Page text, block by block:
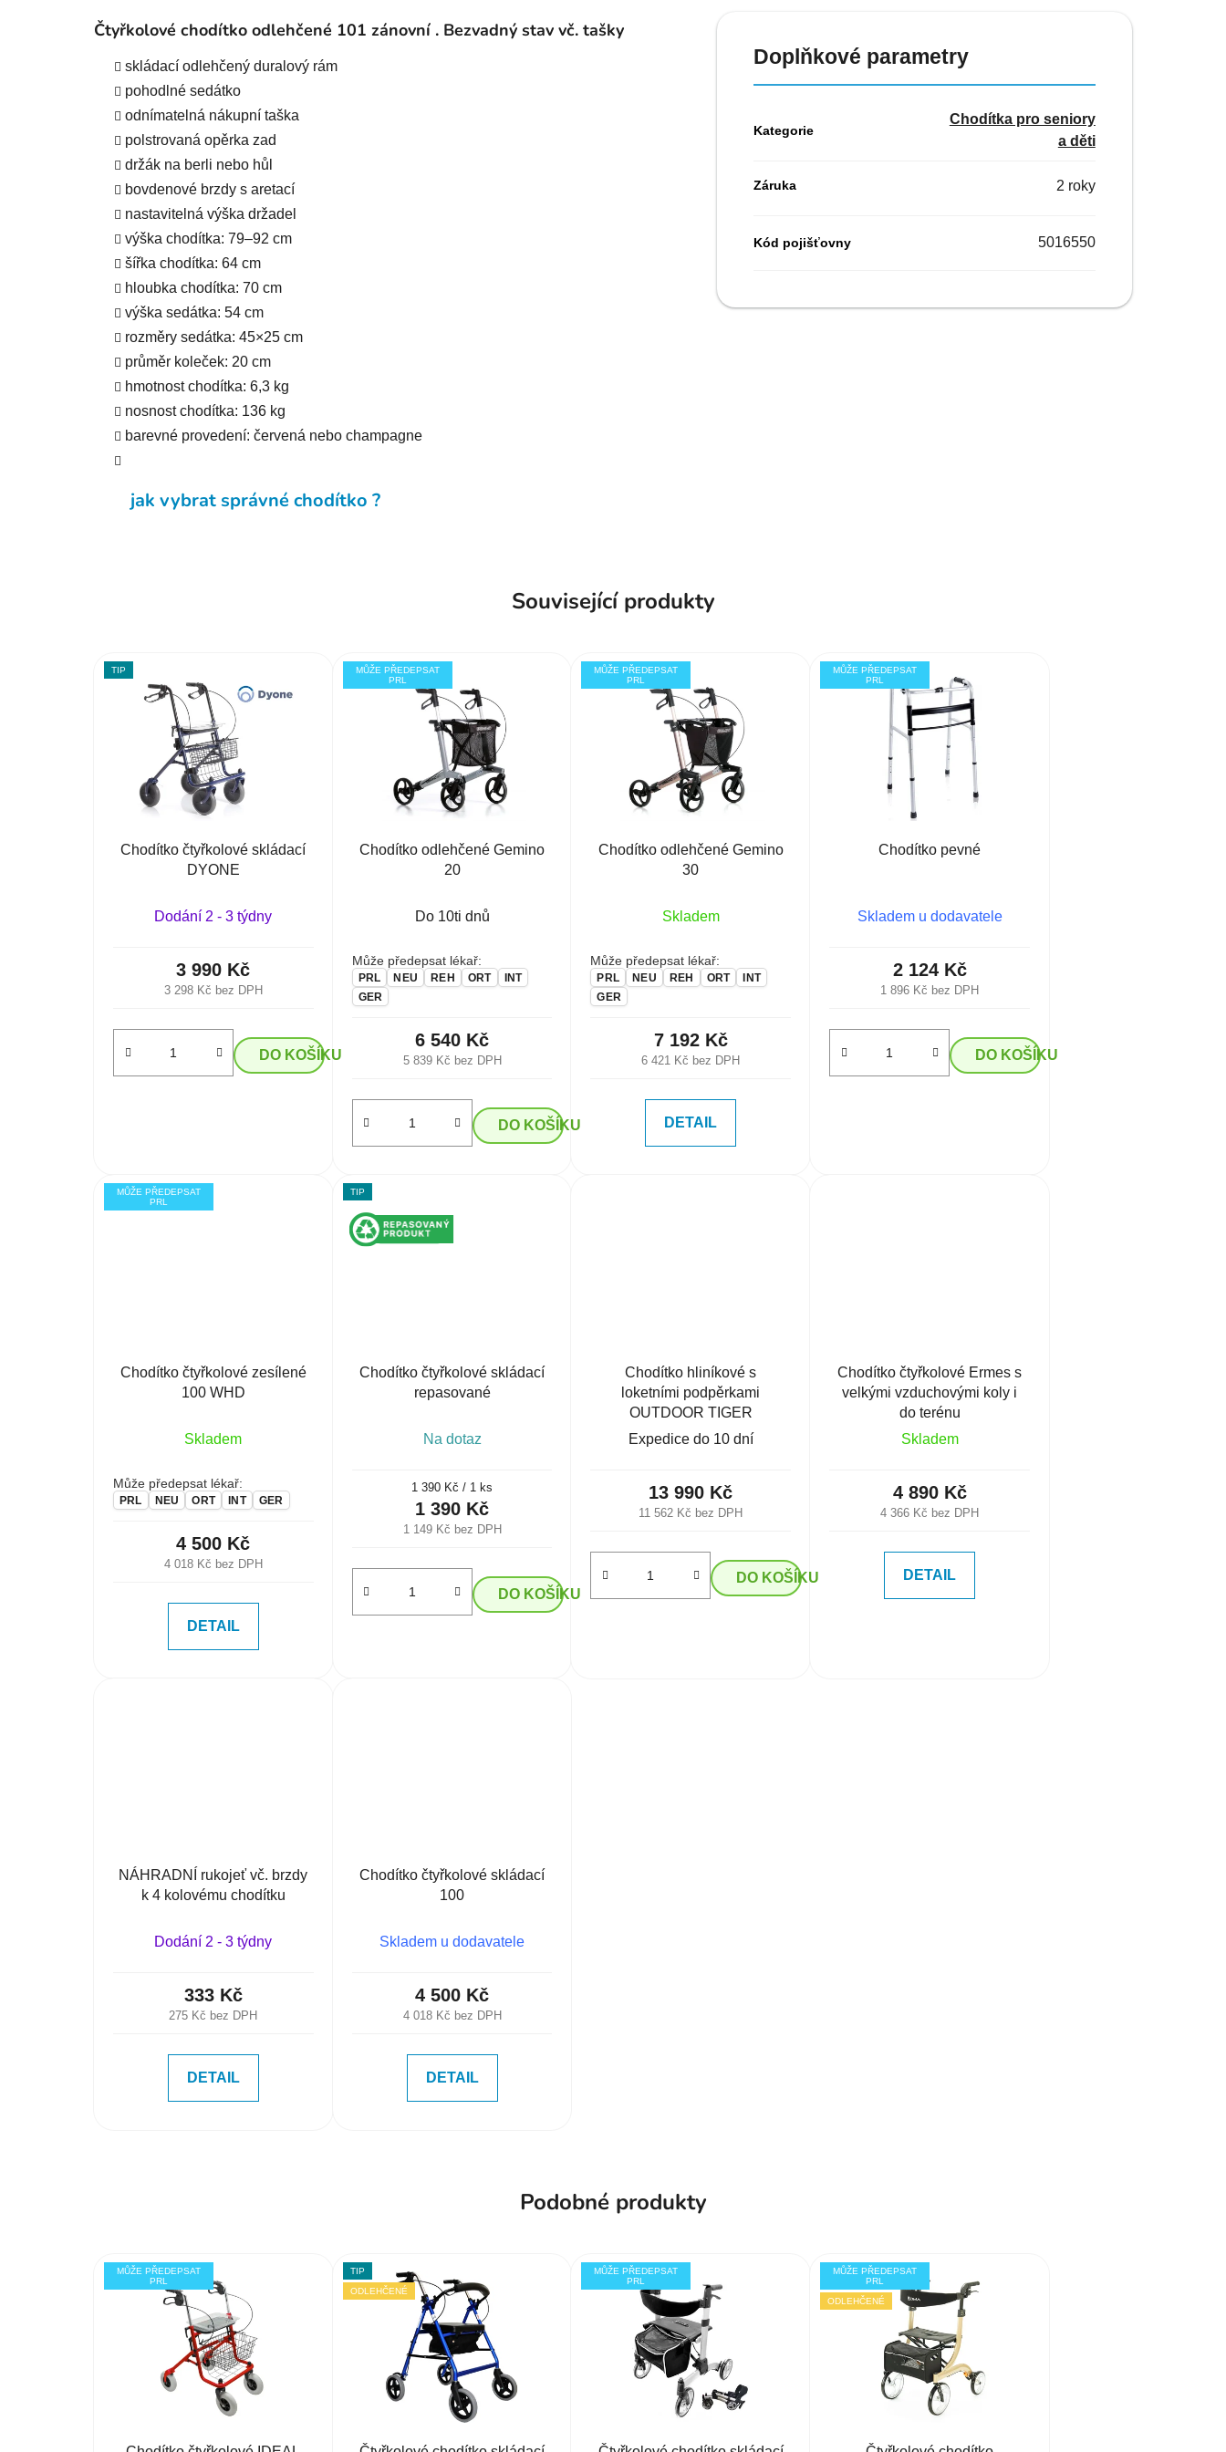
Čtyřkolové chodítko odlehčené 101 zánovní . Bezvadný stav vč. tašky
skládací odlehčený duralový rám
pohodlné sedátko
odnímatelná nákupní taška
polstrovaná opěrka zad
držák na berli nebo hůl
bovdenové brzdy s aretací
nastavitelná výška držadel
výška chodítka: 79–92 cm
šířka chodítka: 64 cm
hloubka chodítka: 70 cm
výška sedátka: 54 cm
rozměry sedátka: 45×25 cm
průměr koleček: 20 cm
hmotnost chodítka: 6,3 kg
nosnost chodítka: 136 kg
barevné provedení: červená nebo champagne
jak vybrat správné chodítko ?
Doplňkové parametry
Kategorie
Chodítka pro seniory
a děti
Záruka 2 roky
Kód pojišťovny 5016550
Související produkty
TIP
Chodítko čtyřkolové skládací
DYONE
Dodání 2 - 3 týdny
3 298 Kč bez DPH
3 990 Kč
DO KOŠÍKU
MŮŽE PŘEDEPSAT
PRL
Chodítko odlehčené Gemino
20
Do 10ti dnů
Může předepsat lékař:
PRL NEU REH ORT
INT
GER
5 839 Kč bez DPH
6 540 Kč
DO KOŠÍKU
MŮŽE PŘEDEPSAT
PRL
Chodítko odlehčené Gemino
30
Skladem
Může předepsat lékař:
PRL NEU REH ORT
INT
GER
6 421 Kč bez DPH
7 192 Kč
DETAIL
MŮŽE PŘEDEPSAT
PRL
Chodítko pevné
Skladem u dodavatele
1 896 Kč bez DPH
2 124 Kč
DO KOŠÍKU
MŮŽE PŘEDEPSAT
PRL
Chodítko čtyřkolové zesílené
100 WHD
Skladem
Může předepsat lékař:
PRL NEU ORT INT GER
4 018 Kč bez DPH
4 500 Kč
DETAIL
TIP
Chodítko čtyřkolové skládací
repasované
Na dotaz
1 149 Kč bez DPH
1 390 Kč
Měrná
cena:
1 390 Kč / 1 ks
DO KOŠÍKU
Chodítko hliníkové s
loketními podpěrkami
OUTDOOR TIGER
Expedice do 10 dní
11 562 Kč bez DPH
13 990 Kč
DO KOŠÍKU
Chodítko čtyřkolové Ermes s
velkými vzduchovými koly i
do terénu
Skladem
4 366 Kč bez DPH
4 890 Kč
DETAIL
NÁHRADNÍ rukojeť vč. brzdy
k 4 kolovému chodítku
Dodání 2 - 3 týdny
275 Kč bez DPH
333 Kč
DETAIL
Chodítko čtyřkolové skládací
100
Skladem u dodavatele
4 018 Kč bez DPH
4 500 Kč
DETAIL
Podobné produkty
MŮŽE PŘEDEPSAT
PRL
TIP
ODLEHČENÉ
MŮŽE PŘEDEPSAT
PRL
MŮŽE PŘEDEPSAT
PRL
ODLEHČENÉ